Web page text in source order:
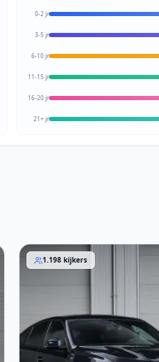
0-2 jr
3-5 jr
6-10 jr
11-15 jr
16-20 jr
21+ jr
BMW X6 2020
1.198 kijkers